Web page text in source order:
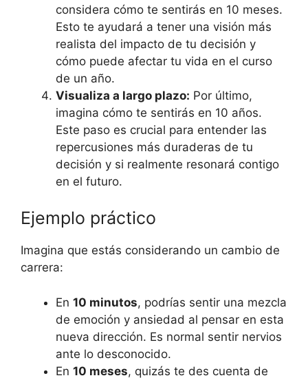
considera cómo te sentirás en 10 meses.
Esto te ayudará a tener una visión más
realista del impacto de tu decisión y
cómo puede afectar tu vida en el curso
de un año.
Visualiza a largo plazo: Por último,
imagina cómo te sentirás en 10 años.
Este paso es crucial para entender las
repercusiones más duraderas de tu
decisión y si realmente resonará contigo
en el futuro.
Ejemplo práctico
Imagina que estás considerando un cambio de
carrera:
En 10 minutos, podrías sentir una mezcla
de emoción y ansiedad al pensar en esta
nueva dirección. Es normal sentir nervios
ante lo desconocido.
En 10 meses, quizás te des cuenta de